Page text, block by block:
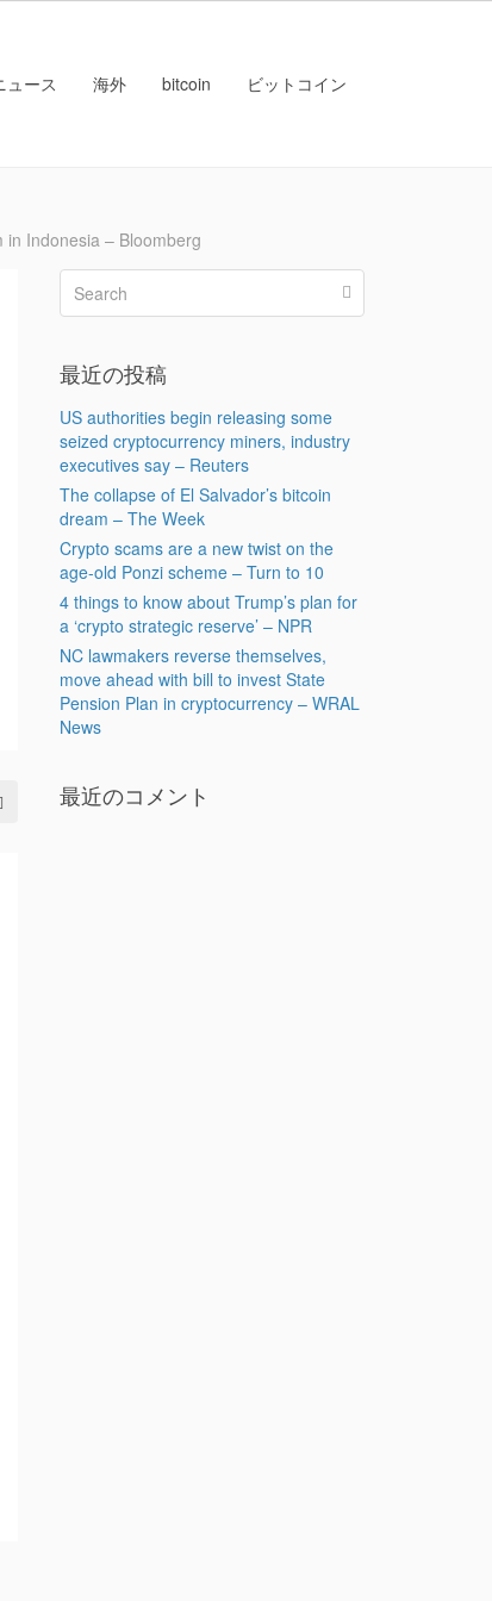
ュース 海外 bitcoin ビットコイン
in Indonesia – Bloomberg
最近の投稿
US authorities begin releasing some
seized cryptocurrency miners, industry
executives say – Reuters
The collapse of El Salvador’s bitcoin
dream – The Week
Crypto scams are a new twist on the
age-old Ponzi scheme – Turn to 10
4 things to know about Trump’s plan for
a ‘crypto strategic reserve’ – NPR
NC lawmakers reverse themselves,
move ahead with bill to invest State
Pension Plan in cryptocurrency – WRAL
News
最近のコメント